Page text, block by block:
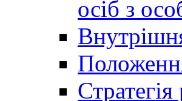
осіб з